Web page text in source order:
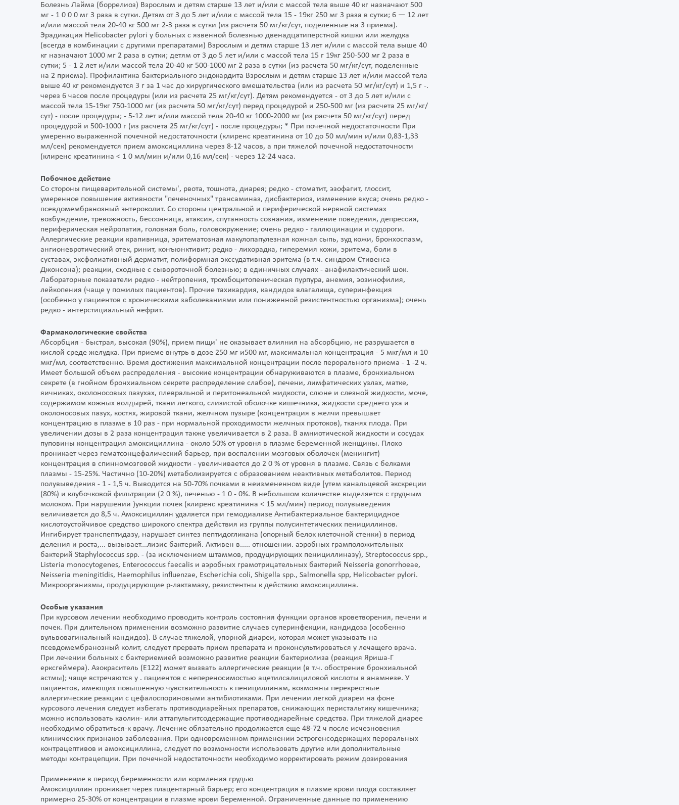
Болезнь Лайма (боррелиоз) Взрослым и детям старше 13 лет и/или с массой тела выше 40 кг назначают 500
мг - 1 0 0 0 мг 3 раза в сутки. Детям от 3 до 5 лет и/или с массой тела 15 - 19кг 250 мг 3 раза в сутки; 6 — 12 лет
и/или массой тела 20-40 кг 500 мг 2-3 раза в сутки (из расчета 50 мг/кг/сут, поделенные на 3 приема).
Эрадикация Helicobacter pylori у больных с язвенной болезнью двенадцатиперстной кишки или желудка
(всегда в комбинации с другими препаратами) Взрослым и детям старше 13 лет и/или с массой тела выше 40
кг назначают 1000 мг 2 раза в сутки; детям от 3 до 5 лет и/или с массой тела 15 г 19кг 250-500 мг 2 раза в
сутки; 5 - 1 2 лет и/или массой тела 20-40 кг 500-1000 мг 2 раза в сутки (из расчета 50 мг/кг/сут, поделенные
на 2 приема). Профилактика бактериального эндокардита Взрослым и детям старше 13 лет и/или массой тела
выше 40 кг рекомендуется 3 г за 1 час до хирургического вмешательства (или из расчета 50 мг/кг/сут) и 1,5 г -.
через 6 часов после процедуры (или из расчета 25 мг/кг/сут). Детям рекомендуется - от 3 до 5 лет и/или с
массой тела 15-19кг 750-1000 мг (из расчета 50 мг/кг/сут) перед процедурой и 250-500 мг (из расчета 25 мг/кг/
сут) - после процедуры; - 5-12 лет и/или массой тела 20-40 кг 1000-2000 мг (из расчета 50 мг/кг/сут) перед
процедурой и 500-1000 г (из расчета 25 мг/кг/сут) - после процедуры; * При почечной недостаточности При
умеренно выраженной почечной недостаточности (клиренс креатинина от 10 до 50 мл/мин и/или 0,83-1,33
мл/сек) рекомендуется прием амоксициллина через 8-12 часов, а при тяжелой почечной недостаточности
(клиренс креатинина < 1 0 мл/мин и/или 0,16 мл/сек) - через 12-24 часа.
Побочное действие
Со стороны пищеварительной системы', рвота, тошнота, диарея; редко - стоматит, эзофагит, глоссит,
умеренное повышение активности "печеночных" трансаминаз, дисбактериоз, изменение вкуса; очень редко -
псевдомембранозный энтероколит. Со стороны центральной и периферической нервной системах
возбуждение, тревожность, бессонница, атаксия, спутанность сознания, изменение поведения, депрессия,
периферическая нейропатия, головная боль, головокружение; очень редко - галлюцинации и судороги.
Аллергические реакции крапивница, эритематозная макулопапулезная кожная сыпь, зуд кожи, бронхоспазм,
ангионевротический отек, ринит, конъюнктивит; редко - лихорадка, гиперемия кожи, эритема, боли в
суставах, эксфолиативный дерматит, полиформная экссудативная эритема (в т.ч. синдром Стивенса -
Джонсона); реакции, сходные с сывороточной болезнью; в единичных случаях - анафилактический шок.
Лабораторные показатели редко - нейтропения, тромбоцитопеническая пурпура, анемия, эозинофилия,
лейкопения (чаще у пожилых пациентов). Прочие тахикардия, кандидоз влагалища, суперинфекция
(особенно у пациентов с хроническими заболеваниями или пониженной резистентностью организма); очень
редко - интерстициальный нефрит.
Фармакологические свойства
Абсорбция - быстрая, высокая (90%), прием пищи' не оказывает влияния на абсорбцию, не разрушается в
кислой среде желудка. При приеме внутрь в дозе 250 мг и500 мг, максимальная концентрация - 5 мкг/мл и 10
мкг/мл, соответственно. Время достижения максимальной концентрации после перорального приема - 1 -2 ч.
Имеет большой объем распределения - высокие концентрации обнаруживаются в плазме, бронхиальном
секрете (в гнойном бронхиальном секрете распределение слабое), печени, лимфатических узлах, матке,
яичниках, околоносовых пазухах, плевральной и перитонеальной жидкости, слюне и слезной жидкости, моче,
содержимом кожных волдырей, ткани легкого, слизистой оболочке кишечника, жидкости среднего уха и
околоносовых пазух, костях, жировой ткани, желчном пузыре (концентрация в желчи превышает
концентрацию в плазме в 10 раз - при нормальной проходимости желчных протоков), тканях плода. При
увеличении дозы в 2 раза концентрация также увеличивается в 2 раза. В амниотической жидкости и сосудах
пуповины концентрация амоксициллина - около 50% от уровня в плазме беременной женщины. Плохо
проникает через гематоэнцефалический барьер, при воспалении мозговых оболочек (менингит)
концентрация в спинномозговой жидкости - увеличивается до 2 0 % от уровня в плазме. Связь с белками
плазмы - 15-25%. Частично (10-20%) метаболизируется с образованием неактивных метаболитов. Период
полувыведения - 1 - 1,5 ч. Выводится на 50-70% почками в неизмененном виде [утем канальцевой экскреции
(80%) и клубочковой фильтрации (2 0 %), печенью - 1 0 - 0%. В небольшом количестве выделяется с грудным
молоком. При нарушении )ункции почек (клиренс креатинина < 15 мл/мин) период полувыведения
величивается до 8,5 ч. Амоксициллин удаляется при гемодиализе Антибактериальное бактерицидное
кислотоустойчивое средство широкого спектра действия из группы полусинтетических пенициллинов.
Ингибирует транспептидазу, нарушает синтез пептидогликана (опорный белок клеточной стенки) в период
деления и роста,... вызывает...лизис бактерий. Активен в..... отношении. аэробных грамположительных
бактерий Staphylococcus spp. - (за исключением штаммов, продуцирующих пенициллиназу), Streptococcus spp.,
Listeria monocytogenes, Enterococcus faecalis и аэробных грамотрицательных бактерий Neisseria gonorrhoeae,
Neisseria meningitidis, Haemophilus influenzae, Escherichia coli, Shigella spp., Salmonella spp, Helicobacter pylori.
Микроорганизмы, продуцирующие р-лактамазу, резистентны к действию амоксициллина.
Особые указания
При курсовом лечении необходимо проводить контроль состояния функции органов кроветворения, печени и
почек. При длительном применении возможно развитие случаев суперинфекции, кандидоза (особенно
вульвовагинальный кандидоз). В случае тяжелой, упорной диареи, которая может указывать на
псевдомембранозный колит, следует прервать прием препарата и проконсультироваться у лечащего врача.
При лечении больных с бактериемией возможно развитие реакции бактериолиза (реакция Яриша-Г
ерксгеймера). Азокраситель (Е122) может вызвать аллергические реакции (в т.ч. обострение бронхиальной
астмы); чаще встречаются у . пациентов с непереносимостью ацетилсалициловой кислоты в анамнезе. У
пациентов, имеющих повышенную чувствительность к пенициллинам, возможны перекрестные
аллергические реакции с цефалоспориновыми антибиотиками. При лечении легкой диареи на фоне
курсового лечения следует избегать противодиарейных препаратов, снижающих перистальтику кишечника;
можно использовать каолин- или аттапульгитсодержащие противодиарейные средства. При тяжелой диарее
необходимо обратиться-к врачу. Лечение обязательно продолжается еще 48-72 ч после исчезновения
клинических признаков заболевания. При одновременном применении эстрогенсодержащих пероральных
контрацептивов и амоксициллина, следует по возможности использовать другие или дополнительные
методы контрацепции. При почечной недостаточности необходимо корректировать режим дозирования
Применение в период беременности или кормления грудью
Амоксициллин проникает через плацентарный барьер; его концентрация в плазме крови плода составляет
примерно 25-30% от концентрации в плазме крови беременной. Ограниченные данные по применению